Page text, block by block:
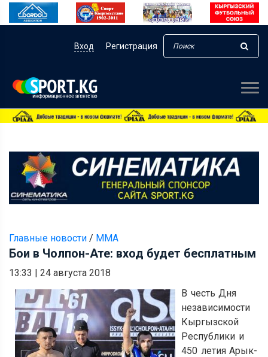
Вход Регистрация
Главные новости / ММА
Бои в Чолпон-Ате: вход будет бесплатным
13:33 | 24 августа 2018
В честь Дня
независимости
Кыргызской
Республики и
450 летия Арык-